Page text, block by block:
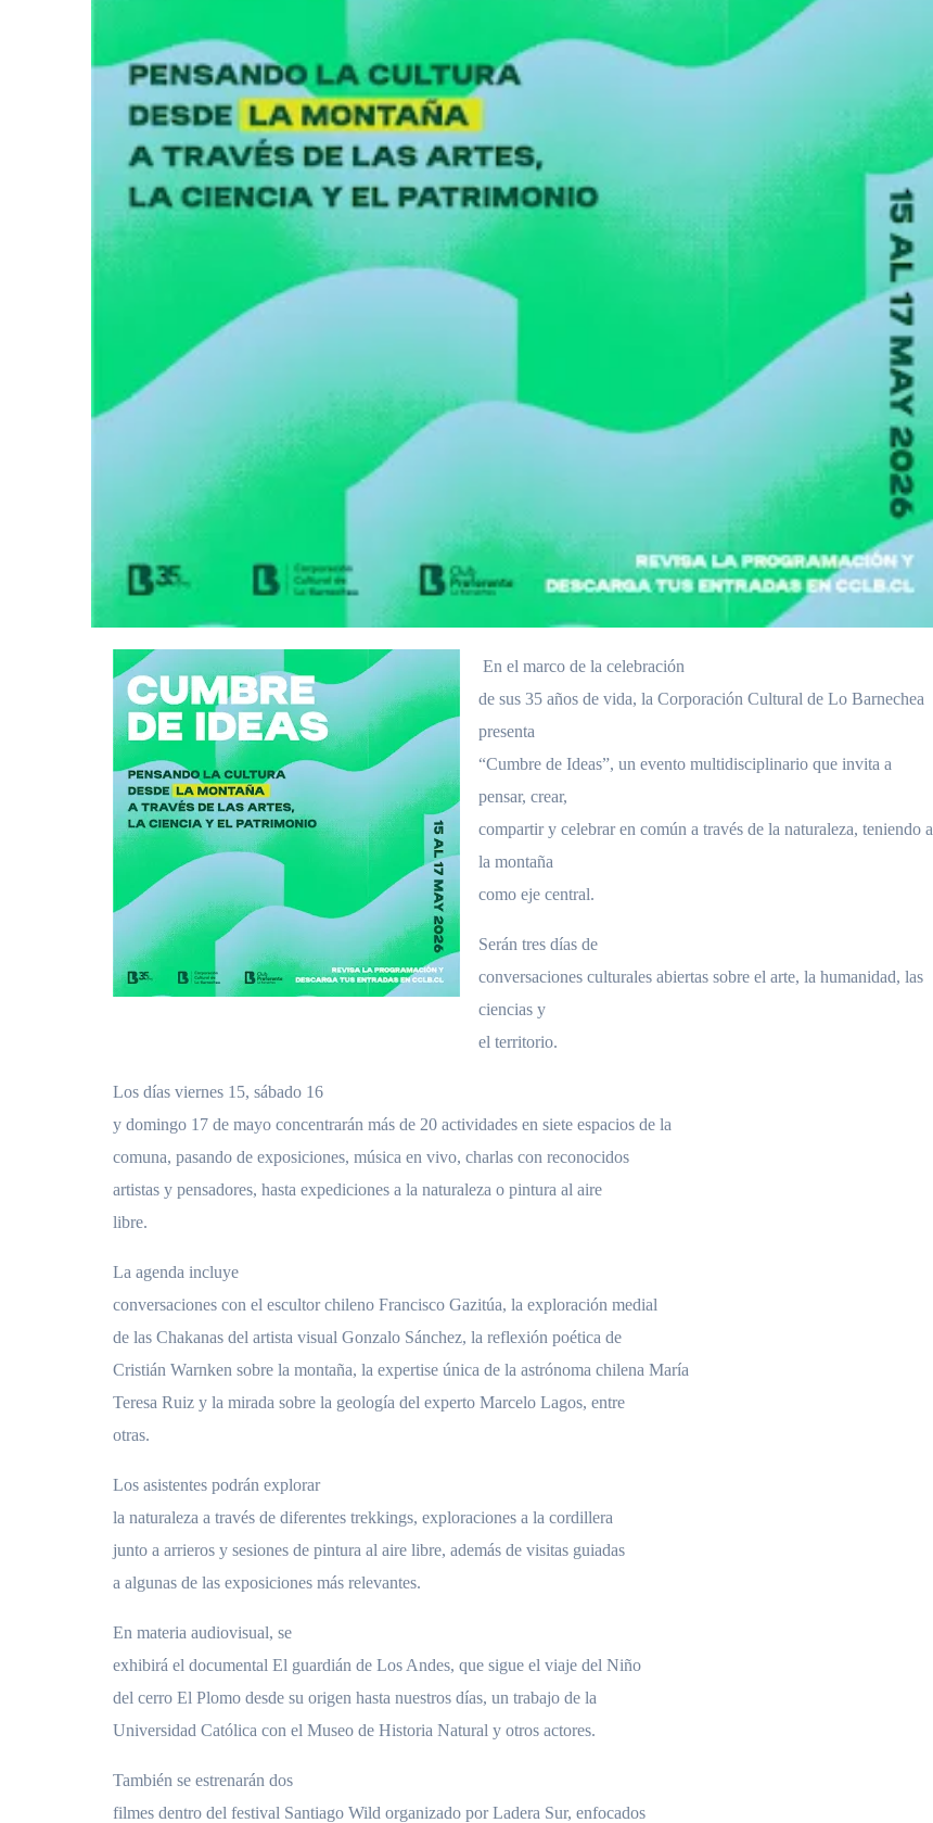
En el marco de la celebración
de sus 35 años de vida, la Corporación Cultural de Lo Barnechea
presenta
“Cumbre de Ideas”, un evento multidisciplinario que invita a
pensar, crear,
compartir y celebrar en común a través de la naturaleza, teniendo a
la montaña
como eje central.
Serán tres días de
conversaciones culturales abiertas sobre el arte, la humanidad, las
ciencias y
el territorio.
Los días viernes 15, sábado 16
y domingo 17 de mayo concentrarán más de 20 actividades en siete espacios de la
comuna, pasando de exposiciones, música en vivo, charlas con reconocidos
artistas y pensadores, hasta expediciones a la naturaleza o pintura al aire
libre.
La agenda incluye
conversaciones con el escultor chileno Francisco Gazitúa, la exploración medial
de las Chakanas del artista visual Gonzalo Sánchez, la reflexión poética de
Cristián Warnken sobre la montaña, la expertise única de la astrónoma chilena María
Teresa Ruiz y la mirada sobre la geología del experto Marcelo Lagos, entre
otras.
Los asistentes podrán explorar
la naturaleza a través de diferentes trekkings, exploraciones a la cordillera
junto a arrieros y sesiones de pintura al aire libre, además de visitas guiadas
a algunas de las exposiciones más relevantes.
En materia audiovisual, se
exhibirá el documental El guardián de Los Andes, que sigue el viaje del Niño
del cerro El Plomo desde su origen hasta nuestros días, un trabajo de la
Universidad Católica con el Museo de Historia Natural y otros actores.
También se estrenarán dos
filmes dentro del festival Santiago Wild organizado por Ladera Sur, enfocados